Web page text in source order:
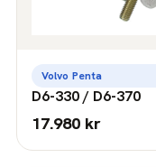
Volvo Penta
D6-330 / D6-370
17.980 kr